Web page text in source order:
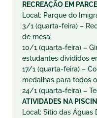
RECREAÇÃO EM
Local: Parque do
3/1 (quarta-feira) –
de mesa;
10/1 (quarta-feira) –
estudantes divididos
17/1 (quarta-feira) –
medalhas para todos
24/1 (quarta-feira) –
ATIVIDADES NA
Local: Sítio das Águas